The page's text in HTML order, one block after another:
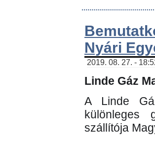
Nyári
2019. 08. 27. -
Linde Gáz
A Linde
különleges
szállítója